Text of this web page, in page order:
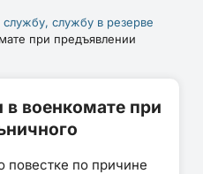
службу в резерве
при предъявлении
в военкомате при
повестке по причине